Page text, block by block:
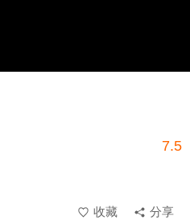
7.5
收藏
分享